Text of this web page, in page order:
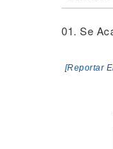
01. Se
[Reportar